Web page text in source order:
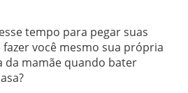
tempo para pegar suas
você mesmo sua própria
da mamãe quando bater